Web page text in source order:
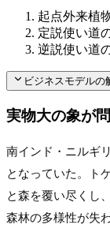
起点外来植
定説使い道
逆説使い道
ビジネスモデルの
実物大の象が
南インド・ニルギ
となっていた。ト
と森を覆い尽くし
森林の多様性が失